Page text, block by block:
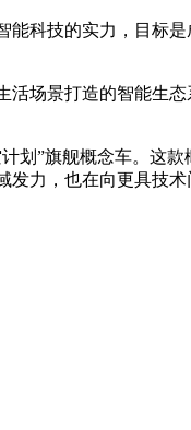
科技的实力，目标
场景打造的智能生
划”旗舰概念车。这
力，也在向更具技